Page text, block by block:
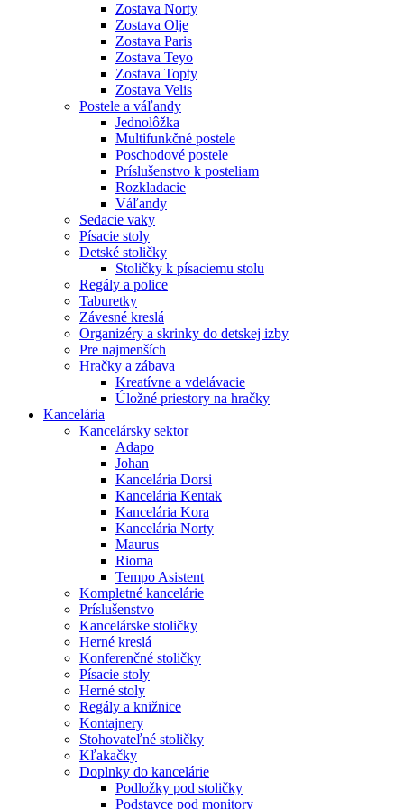
Zostava Norty
Zostava Olje
Zostava Paris
Zostava Teyo
Zostava Topty
Zostava Velis
Postele a váľandy
Jednolôžka
Multifunkčné postele
Poschodové postele
Príslušenstvo k posteliam
Rozkladacie
Váľandy
Sedacie vaky
Písacie stoly
Detské stoličky
Stoličky k písaciemu stolu
Regály a police
Taburetky
Závesné kreslá
Organizéry a skrinky do detskej izby
Pre najmenších
Hračky a zábava
Kreatívne a vdelávacie
Úložné priestory na hračky
Kancelária
Kancelársky sektor
Adapo
Johan
Kancelária Dorsi
Kancelária Kentak
Kancelária Kora
Kancelária Norty
Maurus
Rioma
Tempo Asistent
Kompletné kancelárie
Príslušenstvo
Kancelárske stoličky
Herné kreslá
Konferenčné stoličky
Písacie stoly
Herné stoly
Regály a knižnice
Kontajnery
Stohovateľné stoličky
Kľakačky
Doplnky do kancelárie
Podložky pod stoličky
Podstavce pod monitory